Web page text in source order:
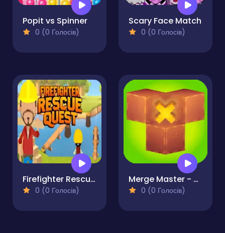
Popit vs Spinner
0 (0 Голосів)
Scary Face Match
0 (0 Голосів)
Firefighter Rescue Quest
0 (0 Голосів)
Merge Master - Puzzle
0 (0 Голосів)